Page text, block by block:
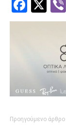
Προηγούμενο άρθρο